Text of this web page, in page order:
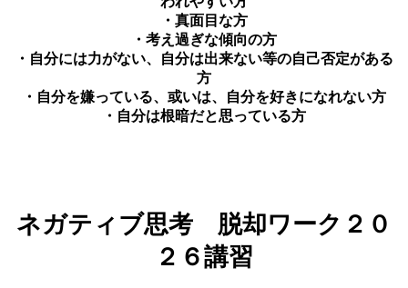
・真面目な方
・考え過ぎな傾向の方
・自分には力がない、自分は出来ない等の自己否定がある
方
・自分を嫌っている、或いは、自分を好きになれない方
・自分は根暗だと思っている方
ネガティブ思考 脱却ワーク２０
２６講習